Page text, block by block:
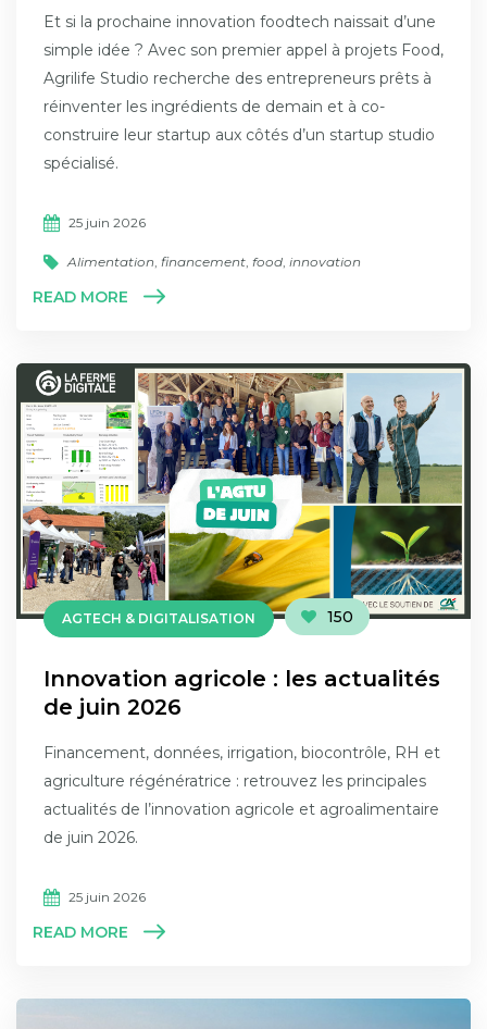
Et si la prochaine innovation foodtech naissait d’une
simple idée ? Avec son premier appel à projets Food,
Agrilife Studio recherche des entrepreneurs prêts à
réinventer les ingrédients de demain et à co-
construire leur startup aux côtés d’un startup studio
spécialisé.
25 juin 2026
Alimentation, financement, food, innovation
READ MORE
AGTECH & DIGITALISATION 150
Innovation agricole : les actualités
de juin 2026
Financement, données, irrigation, biocontrôle, RH et
agriculture régénératrice : retrouvez les principales
actualités de l’innovation agricole et agroalimentaire
de juin 2026.
25 juin 2026
READ MORE